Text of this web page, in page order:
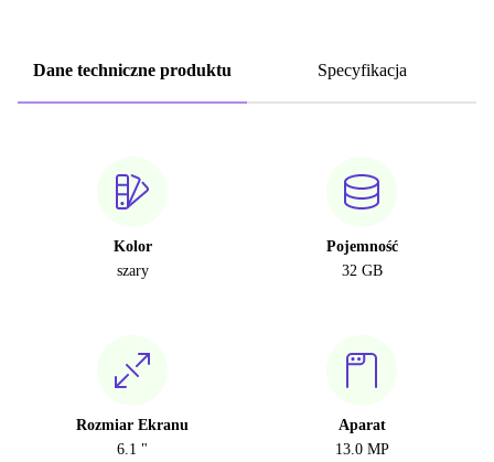
Dane techniczne produktu Specyfikacja
Kolor
szary
Pojemność
32 GB
Rozmiar Ekranu
6.1 "
Aparat
13.0 MP